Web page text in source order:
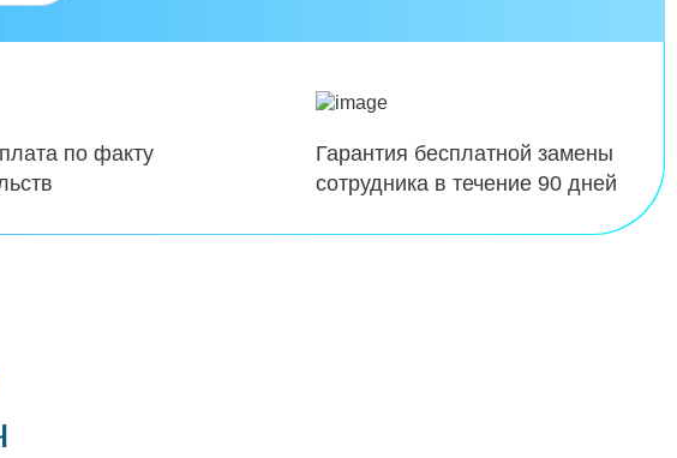
по факту
Гарантия бесплатной замены
сотрудника в течение 90 дней